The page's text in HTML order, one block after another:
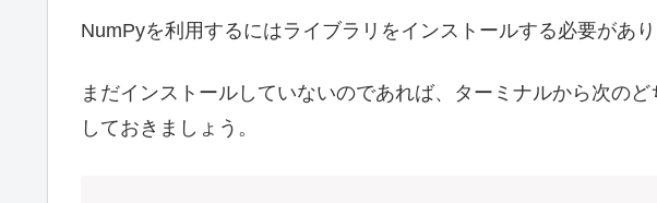
NumPyを利用するにはライブラリをインストールする必要があり
まだインストールしていないのであれば、ターミナルから次の
しておきましょう。